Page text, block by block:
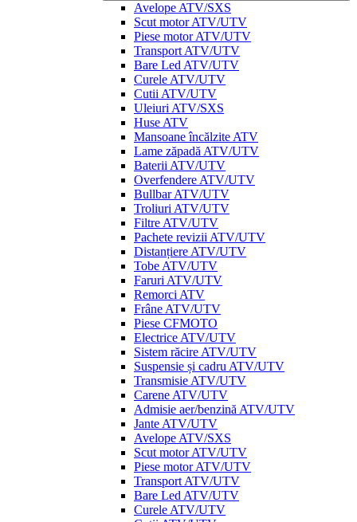
Avelope ATV/SXS
Scut motor ATV/UTV
Piese motor ATV/UTV
Transport ATV/UTV
Bare Led ATV/UTV
Curele ATV/UTV
Cutii ATV/UTV
Uleiuri ATV/SXS
Huse ATV
Mansoane încălzite ATV
Lame zăpadă ATV/UTV
Baterii ATV/UTV
Overfendere ATV/UTV
Bullbar ATV/UTV
Troliuri ATV/UTV
Filtre ATV/UTV
Pachete revizii ATV/UTV
Distanțiere ATV/UTV
Tobe ATV/UTV
Faruri ATV/UTV
Remorci ATV
Frâne ATV/UTV
Piese CFMOTO
Electrice ATV/UTV
Sistem răcire ATV/UTV
Suspensie și cadru ATV/UTV
Transmisie ATV/UTV
Carene ATV/UTV
Admisie aer/benzină ATV/UTV
Jante ATV/UTV
Avelope ATV/SXS
Scut motor ATV/UTV
Piese motor ATV/UTV
Transport ATV/UTV
Bare Led ATV/UTV
Curele ATV/UTV